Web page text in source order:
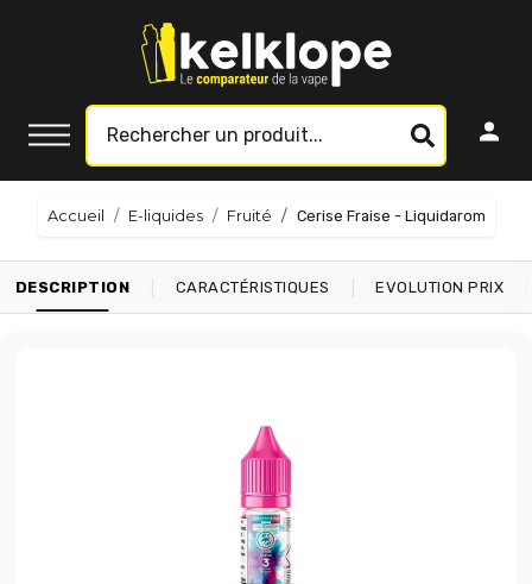
Accueil E-liquides Fruité Cerise Fraise - Liquidarom
DESCRIPTION CARACTÉRISTIQUES EVOLUTION PRIX